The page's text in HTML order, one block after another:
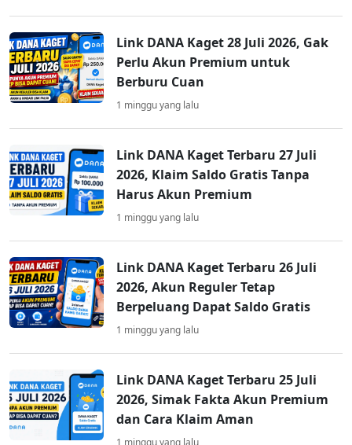
Link DANA Kaget 28 Juli 2026, Gak
Perlu Akun Premium untuk
Berburu Cuan
1 minggu yang lalu
Link DANA Kaget Terbaru 27 Juli
2026, Klaim Saldo Gratis Tanpa
Harus Akun Premium
1 minggu yang lalu
Link DANA Kaget Terbaru 26 Juli
2026, Akun Reguler Tetap
Berpeluang Dapat Saldo Gratis
1 minggu yang lalu
Link DANA Kaget Terbaru 25 Juli
2026, Simak Fakta Akun Premium
dan Cara Klaim Aman